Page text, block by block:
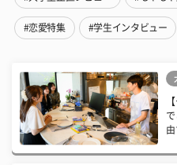
#恋愛特集 #学生インタビュー
由